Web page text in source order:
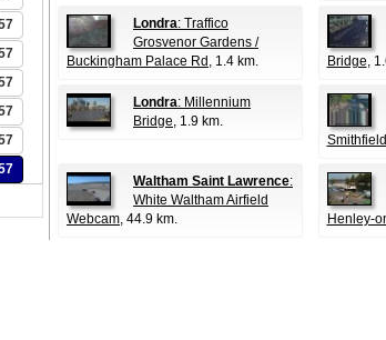
Londra: Traffico
Grosvenor Gardens /
Buckingham Palace Rd , 1.4 km.
Bridge,
Londra: Millennium
Bridge, 1.9 km.
Smithfield
Waltham Saint Lawrence:
White Waltham Airfield
Webcam, 44.9 km.
Henley-